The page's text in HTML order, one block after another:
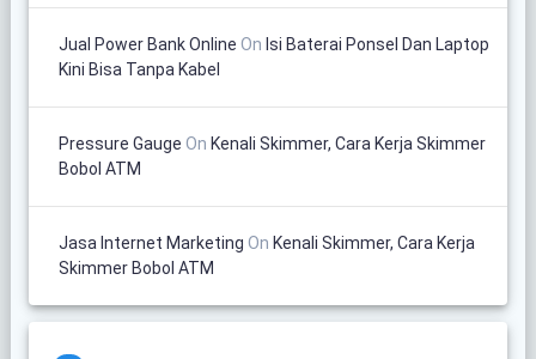
Jual Power Bank Online On Isi Baterai Ponsel Dan Laptop
Kini Bisa Tanpa Kabel
Pressure Gauge On Kenali Skimmer, Cara Kerja Skimmer
Bobol ATM
Jasa Internet Marketing On Kenali Skimmer, Cara Kerja
Skimmer Bobol ATM